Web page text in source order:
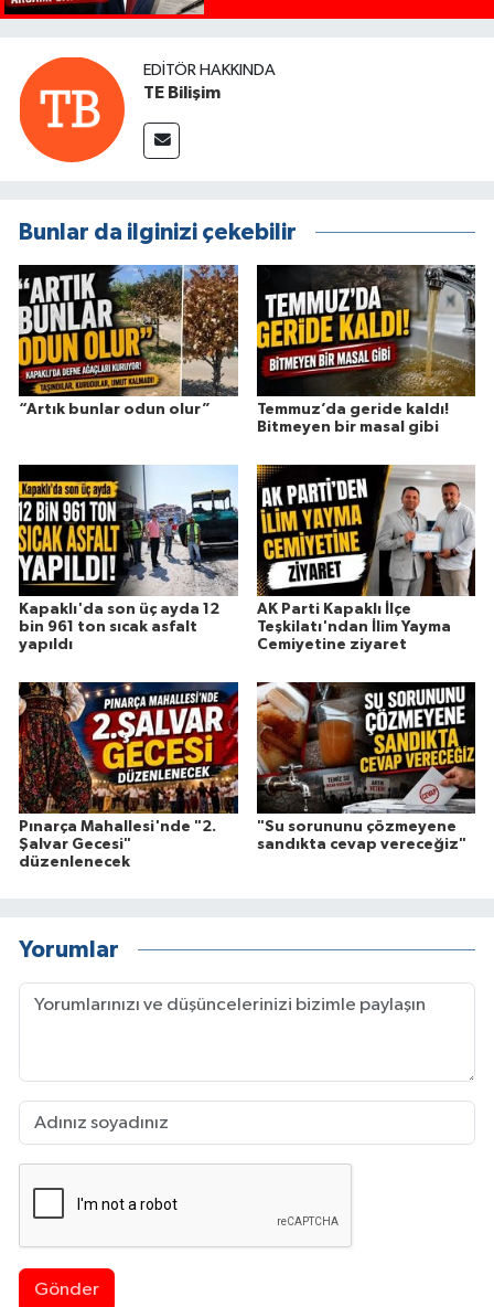
EDITÖR HAKKINDA
TE Bilişim
Bunlar da ilginizi çekebilir
“Artık bunlar odun olur”
Temmuz’da geride kaldı!
Bitmeyen bir masal gibi
Kapaklı'da son üç ayda 12
bin 961 ton sıcak asfalt
yapıldı
AK Parti Kapaklı İlçe
Teşkilatı'ndan İlim Yayma
Cemiyetine ziyaret
Pınarça Mahallesi'nde "2.
Şalvar Gecesi"
düzenlenecek
"Su sorununu çözmeyene
sandıkta cevap vereceğiz"
Yorumlar
Gönder